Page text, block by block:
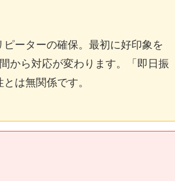
ーターの確保。最初に好印象を
から対応が変わります。「即日振
は無関係です。